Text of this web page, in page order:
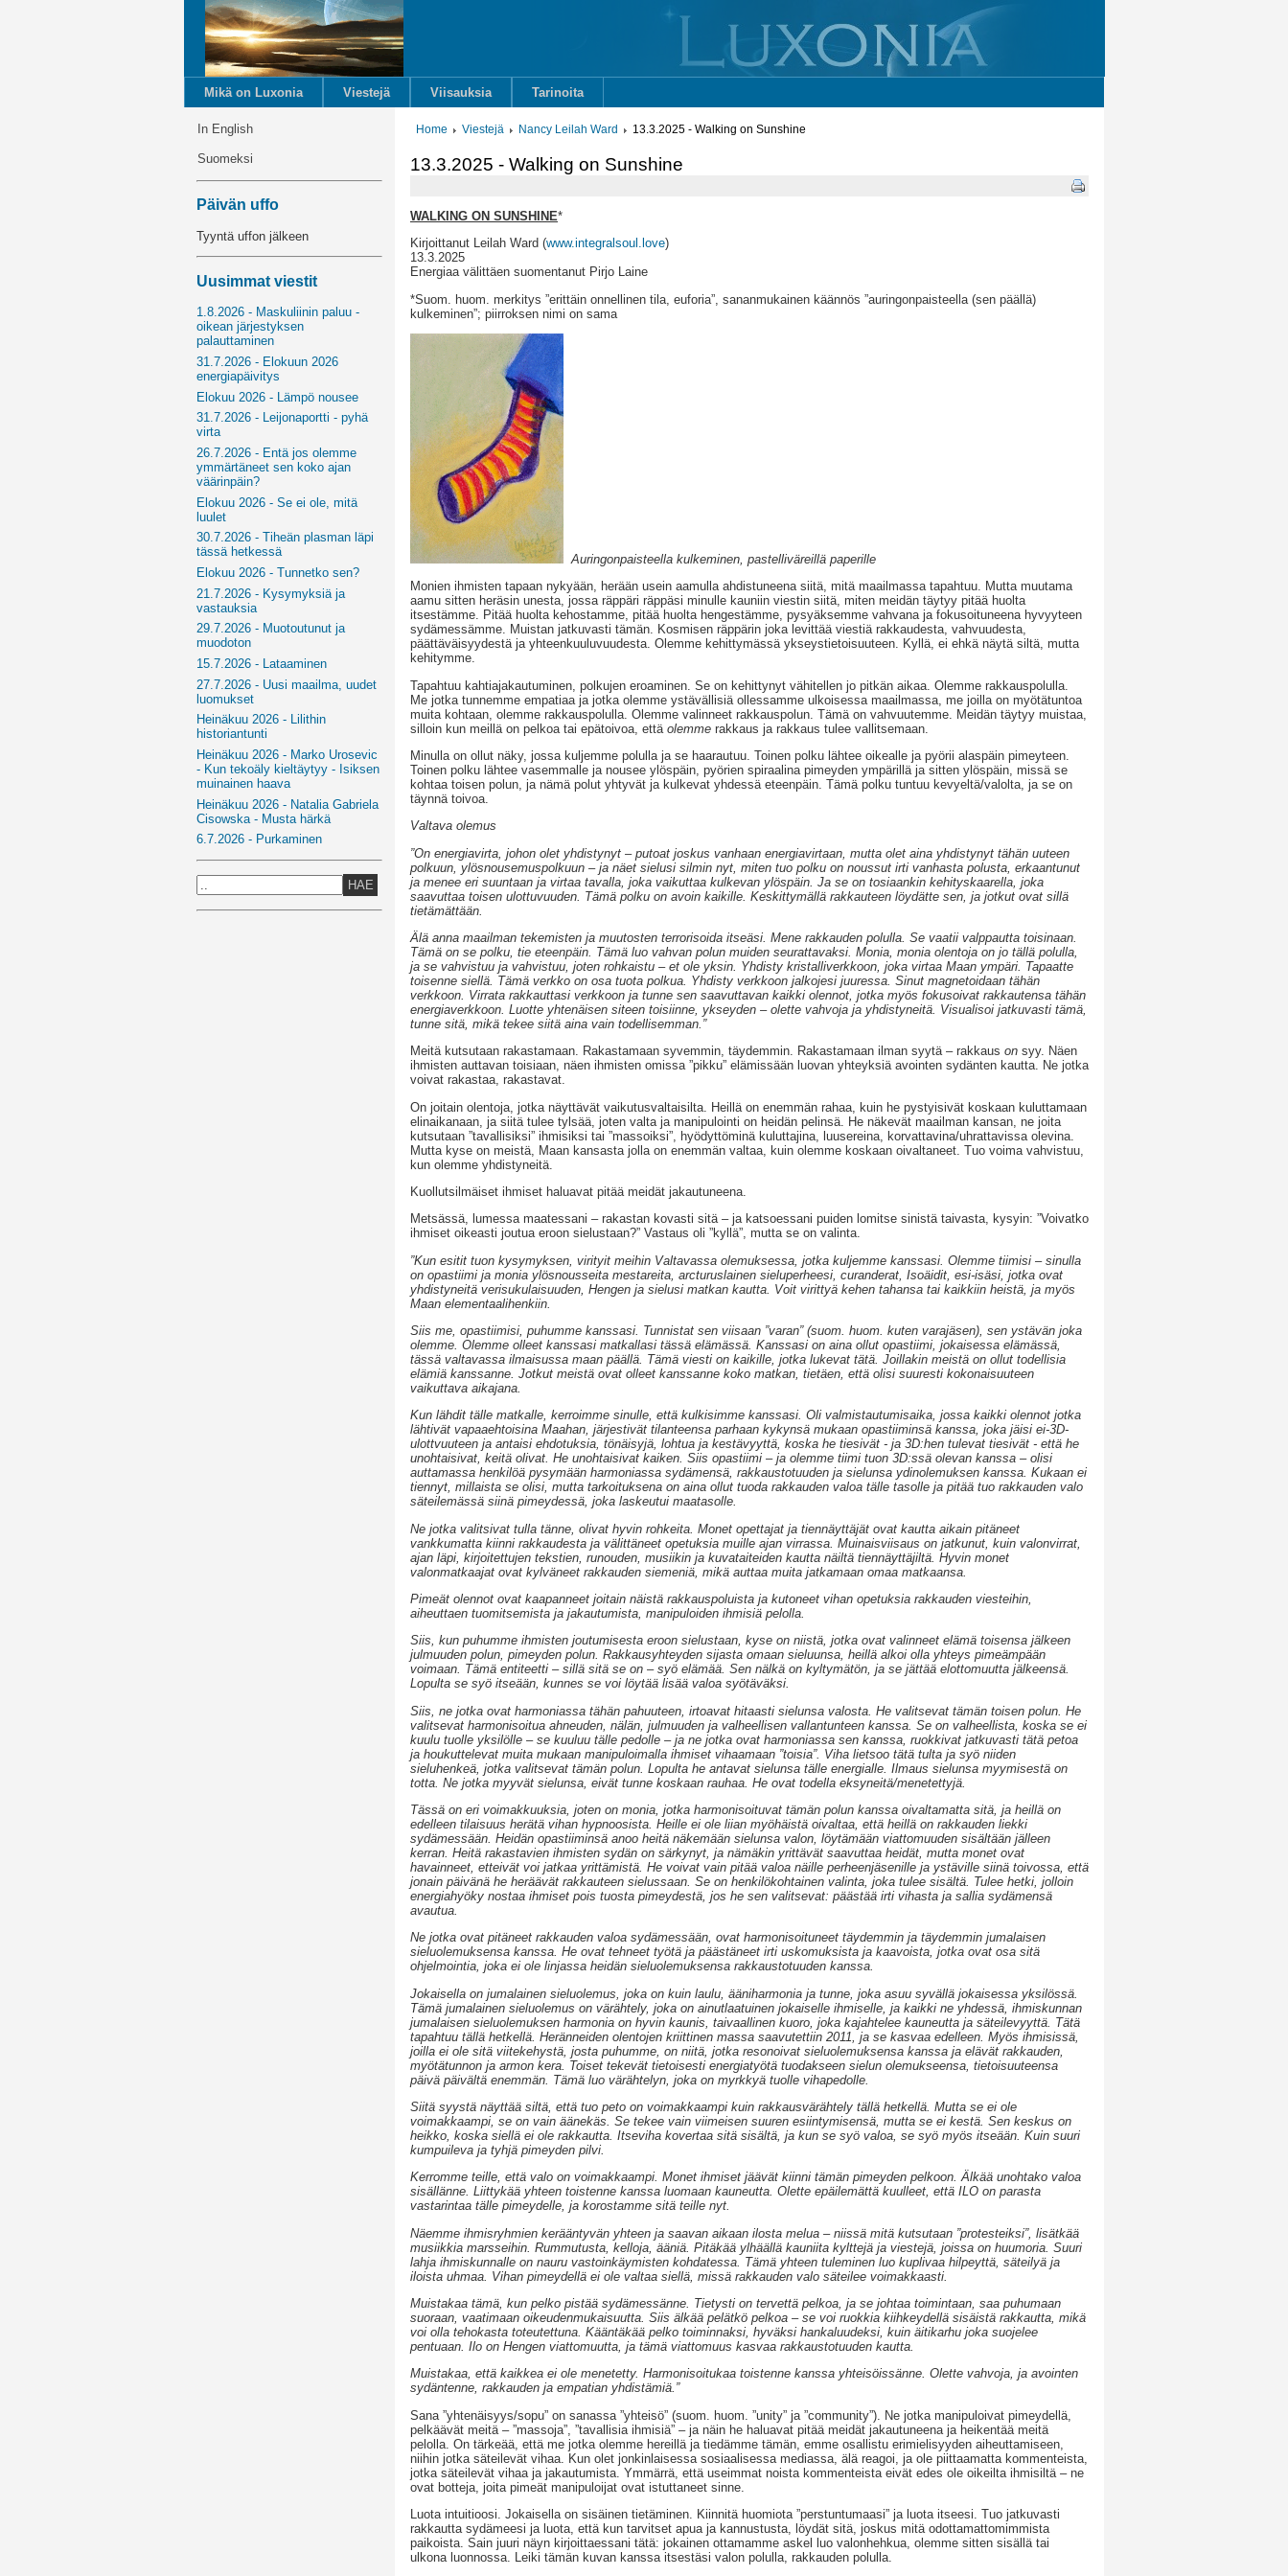
Mikä on Luxonia Viestejä Viisauksia Tarinoita
In English
Suomeksi
Päivän uffo
Tyyntä uffon jälkeen
Uusimmat viestit
1.8.2026 - Maskuliinin paluu -
oikean järjestyksen
palauttaminen
31.7.2026 - Elokuun 2026
energiapäivitys
Elokuu 2026 - Lämpö nousee
31.7.2026 - Leijonaportti - pyhä
virta
26.7.2026 - Entä jos olemme
ymmärtäneet sen koko ajan
väärinpäin?
Elokuu 2026 - Se ei ole, mitä
luulet
30.7.2026 - Tiheän plasman läpi
tässä hetkessä
Elokuu 2026 - Tunnetko sen?
21.7.2026 - Kysymyksiä ja
vastauksia
29.7.2026 - Muotoutunut ja
muodoton
15.7.2026 - Lataaminen
27.7.2026 - Uusi maailma, uudet
luomukset
Heinäkuu 2026 - Lilithin
historiantunti
Heinäkuu 2026 - Marko Urosevic
- Kun tekoäly kieltäytyy - Isiksen
muinainen haava
Heinäkuu 2026 - Natalia Gabriela
Cisowska - Musta härkä
6.7.2026 - Purkaminen
HAE
Home Viestejä Nancy Leilah Ward 13.3.2025 - Walking on Sunshine
13.3.2025 - Walking on Sunshine
WALKING ON SUNSHINE*
Kirjoittanut Leilah Ward (www.integralsoul.love)
13.3.2025
Energiaa välittäen suomentanut Pirjo Laine
*Suom. huom. merkitys ”erittäin onnellinen tila, euforia”, sananmukainen käännös ”auringonpaisteella (sen päällä)
kulkeminen”; piirroksen nimi on sama
Auringonpaisteella kulkeminen, pastelliväreillä paperille
Monien ihmisten tapaan nykyään, herään usein aamulla ahdistuneena siitä, mitä maailmassa tapahtuu. Mutta muutama
aamu sitten heräsin unesta, jossa räppäri räppäsi minulle kauniin viestin siitä, miten meidän täytyy pitää huolta
itsestämme. Pitää huolta kehostamme, pitää huolta hengestämme, pysyäksemme vahvana ja fokusoituneena hyvyyteen
sydämessämme. Muistan jatkuvasti tämän. Kosmisen räppärin joka levittää viestiä rakkaudesta, vahvuudesta,
päättäväisyydestä ja yhteenkuuluvuudesta. Olemme kehittymässä ykseystietoisuuteen. Kyllä, ei ehkä näytä siltä, mutta
kehitymme.
Tapahtuu kahtiajakautuminen, polkujen eroaminen. Se on kehittynyt vähitellen jo pitkän aikaa. Olemme rakkauspolulla.
Me jotka tunnemme empatiaa ja jotka olemme ystävällisiä ollessamme ulkoisessa maailmassa, me joilla on myötätuntoa
muita kohtaan, olemme rakkauspolulla. Olemme valinneet rakkauspolun. Tämä on vahvuutemme. Meidän täytyy muistaa,
silloin kun meillä on pelkoa tai epätoivoa, että olemme rakkaus ja rakkaus tulee vallitsemaan.
Minulla on ollut näky, jossa kuljemme polulla ja se haarautuu. Toinen polku lähtee oikealle ja pyörii alaspäin pimeyteen.
Toinen polku lähtee vasemmalle ja nousee ylöspäin, pyörien spiraalina pimeyden ympärillä ja sitten ylöspäin, missä se
kohtaa toisen polun, ja nämä polut yhtyvät ja kulkevat yhdessä eteenpäin. Tämä polku tuntuu kevyeltä/valolta, ja se on
täynnä toivoa.
Valtava olemus
”On energiavirta, johon olet yhdistynyt – putoat joskus vanhaan energiavirtaan, mutta olet aina yhdistynyt tähän uuteen
polkuun, ylösnousemuspolkuun – ja näet sielusi silmin nyt, miten tuo polku on noussut irti vanhasta polusta, erkaantunut
ja menee eri suuntaan ja virtaa tavalla, joka vaikuttaa kulkevan ylöspäin. Ja se on tosiaankin kehityskaarella, joka
saavuttaa toisen ulottuvuuden. Tämä polku on avoin kaikille. Keskittymällä rakkauteen löydätte sen, ja jotkut ovat sillä
tietämättään.
Älä anna maailman tekemisten ja muutosten terrorisoida itseäsi. Mene rakkauden polulla. Se vaatii valppautta toisinaan.
Tämä on se polku, tie eteenpäin. Tämä luo vahvan polun muiden seurattavaksi. Monia, monia olentoja on jo tällä polulla,
ja se vahvistuu ja vahvistuu, joten rohkaistu – et ole yksin. Yhdisty kristalliverkkoon, joka virtaa Maan ympäri. Tapaatte
toisenne siellä. Tämä verkko on osa tuota polkua. Yhdisty verkkoon jalkojesi juuressa. Sinut magnetoidaan tähän
verkkoon. Virrata rakkauttasi verkkoon ja tunne sen saavuttavan kaikki olennot, jotka myös fokusoivat rakkautensa tähän
energiaverkkoon. Luotte yhtenäisen siteen toisiinne, ykseyden – olette vahvoja ja yhdistyneitä. Visualisoi jatkuvasti tämä,
tunne sitä, mikä tekee siitä aina vain todellisemman.”
Meitä kutsutaan rakastamaan. Rakastamaan syvemmin, täydemmin. Rakastamaan ilman syytä – rakkaus on syy. Näen
ihmisten auttavan toisiaan, näen ihmisten omissa ”pikku” elämissään luovan yhteyksiä avointen sydänten kautta. Ne jotka
voivat rakastaa, rakastavat.
On joitain olentoja, jotka näyttävät vaikutusvaltaisilta. Heillä on enemmän rahaa, kuin he pystyisivät koskaan kuluttamaan
elinaikanaan, ja siitä tulee tylsää, joten valta ja manipulointi on heidän pelinsä. He näkevät maailman kansan, ne joita
kutsutaan ”tavallisiksi” ihmisiksi tai ”massoiksi”, hyödyttöminä kuluttajina, luusereina, korvattavina/uhrattavissa olevina.
Mutta kyse on meistä, Maan kansasta jolla on enemmän valtaa, kuin olemme koskaan oivaltaneet. Tuo voima vahvistuu,
kun olemme yhdistyneitä.
Kuollutsilmäiset ihmiset haluavat pitää meidät jakautuneena.
Metsässä, lumessa maatessani – rakastan kovasti sitä – ja katsoessani puiden lomitse sinistä taivasta, kysyin: ”Voivatko
ihmiset oikeasti joutua eroon sielustaan?” Vastaus oli ”kyllä”, mutta se on valinta.
”Kun esitit tuon kysymyksen, virityit meihin Valtavassa olemuksessa, jotka kuljemme kanssasi. Olemme tiimisi – sinulla
on opastiimi ja monia ylösnousseita mestareita, arcturuslainen sieluperheesi, curanderat, Isoäidit, esi-isäsi, jotka ovat
yhdistyneitä verisukulaisuuden, Hengen ja sielusi matkan kautta. Voit virittyä kehen tahansa tai kaikkiin heistä, ja myös
Maan elementaalihenkiin.
Siis me, opastiimisi, puhumme kanssasi. Tunnistat sen viisaan ”varan” (suom. huom. kuten varajäsen), sen ystävän joka
olemme. Olemme olleet kanssasi matkallasi tässä elämässä. Kanssasi on aina ollut opastiimi, jokaisessa elämässä,
tässä valtavassa ilmaisussa maan päällä. Tämä viesti on kaikille, jotka lukevat tätä. Joillakin meistä on ollut todellisia
elämiä kanssanne. Jotkut meistä ovat olleet kanssanne koko matkan, tietäen, että olisi suuresti kokonaisuuteen
vaikuttava aikajana.
Kun lähdit tälle matkalle, kerroimme sinulle, että kulkisimme kanssasi. Oli valmistautumisaika, jossa kaikki olennot jotka
lähtivät vapaaehtoisina Maahan, järjestivät tilanteensa parhaan kykynsä mukaan opastiiminsä kanssa, joka jäisi ei-3D-
ulottvuuteen ja antaisi ehdotuksia, tönäisyjä, lohtua ja kestävyyttä, koska he tiesivät - ja 3D:hen tulevat tiesivät - että he
unohtaisivat, keitä olivat. He unohtaisivat kaiken. Siis opastiimi – ja olemme tiimi tuon 3D:ssä olevan kanssa – olisi
auttamassa henkilöä pysymään harmoniassa sydämensä, rakkaustotuuden ja sielunsa ydinolemuksen kanssa. Kukaan ei
tiennyt, millaista se olisi, mutta tarkoituksena on aina ollut tuoda rakkauden valoa tälle tasolle ja pitää tuo rakkauden valo
säteilemässä siinä pimeydessä, joka laskeutui maatasolle.
Ne jotka valitsivat tulla tänne, olivat hyvin rohkeita. Monet opettajat ja tiennäyttäjät ovat kautta aikain pitäneet
vankkumatta kiinni rakkaudesta ja välittäneet opetuksia muille ajan virrassa. Muinaisviisaus on jatkunut, kuin valonvirrat,
ajan läpi, kirjoitettujen tekstien, runouden, musiikin ja kuvataiteiden kautta näiltä tiennäyttäjiltä. Hyvin monet
valonmatkaajat ovat kylväneet rakkauden siemeniä, mikä auttaa muita jatkamaan omaa matkaansa.
Pimeät olennot ovat kaapanneet joitain näistä rakkauspoluista ja kutoneet vihan opetuksia rakkauden viesteihin,
aiheuttaen tuomitsemista ja jakautumista, manipuloiden ihmisiä pelolla.
Siis, kun puhumme ihmisten joutumisesta eroon sielustaan, kyse on niistä, jotka ovat valinneet elämä toisensa jälkeen
julmuuden polun, pimeyden polun. Rakkausyhteyden sijasta omaan sieluunsa, heillä alkoi olla yhteys pimeämpään
voimaan. Tämä entiteetti – sillä sitä se on – syö elämää. Sen nälkä on kyltymätön, ja se jättää elottomuutta jälkeensä.
Lopulta se syö itseään, kunnes se voi löytää lisää valoa syötäväksi.
Siis, ne jotka ovat harmoniassa tähän pahuuteen, irtoavat hitaasti sielunsa valosta. He valitsevat tämän toisen polun. He
valitsevat harmonisoitua ahneuden, nälän, julmuuden ja valheellisen vallantunteen kanssa. Se on valheellista, koska se ei
kuulu tuolle yksilölle – se kuuluu tälle pedolle – ja ne jotka ovat harmoniassa sen kanssa, ruokkivat jatkuvasti tätä petoa
ja houkuttelevat muita mukaan manipuloimalla ihmiset vihaamaan ”toisia”. Viha lietsoo tätä tulta ja syö niiden
sieluhenkeä, jotka valitsevat tämän polun. Lopulta he antavat sielunsa tälle energialle. Ilmaus sielunsa myymisestä on
totta. Ne jotka myyvät sielunsa, eivät tunne koskaan rauhaa. He ovat todella eksyneitä/menetettyjä.
Tässä on eri voimakkuuksia, joten on monia, jotka harmonisoituvat tämän polun kanssa oivaltamatta sitä, ja heillä on
edelleen tilaisuus herätä vihan hypnoosista. Heille ei ole liian myöhäistä oivaltaa, että heillä on rakkauden liekki
sydämessään. Heidän opastiiminsä anoo heitä näkemään sielunsa valon, löytämään viattomuuden sisältään jälleen
kerran. Heitä rakastavien ihmisten sydän on särkynyt, ja nämäkin yrittävät saavuttaa heidät, mutta monet ovat
havainneet, etteivät voi jatkaa yrittämistä. He voivat vain pitää valoa näille perheenjäsenille ja ystäville siinä toivossa, että
jonain päivänä he heräävät rakkauteen sielussaan. Se on henkilökohtainen valinta, joka tulee sisältä. Tulee hetki, jolloin
energiahyöky nostaa ihmiset pois tuosta pimeydestä, jos he sen valitsevat: päästää irti vihasta ja sallia sydämensä
avautua.
Ne jotka ovat pitäneet rakkauden valoa sydämessään, ovat harmonisoituneet täydemmin ja täydemmin jumalaisen
sieluolemuksensa kanssa. He ovat tehneet työtä ja päästäneet irti uskomuksista ja kaavoista, jotka ovat osa sitä
ohjelmointia, joka ei ole linjassa heidän sieluolemuksensa rakkaustotuuden kanssa.
Jokaisella on jumalainen sieluolemus, joka on kuin laulu, ääniharmonia ja tunne, joka asuu syvällä jokaisessa yksilössä.
Tämä jumalainen sieluolemus on värähtely, joka on ainutlaatuinen jokaiselle ihmiselle, ja kaikki ne yhdessä, ihmiskunnan
jumalaisen sieluolemuksen harmonia on hyvin kaunis, taivaallinen kuoro, joka kajahtelee kauneutta ja säteilevyyttä. Tätä
tapahtuu tällä hetkellä. Heränneiden olentojen kriittinen massa saavutettiin 2011, ja se kasvaa edelleen. Myös ihmisissä,
joilla ei ole sitä viitekehystä, josta puhumme, on niitä, jotka resonoivat sieluolemuksensa kanssa ja elävät rakkauden,
myötätunnon ja armon kera. Toiset tekevät tietoisesti energiatyötä tuodakseen sielun olemukseensa, tietoisuuteensa
päivä päivältä enemmän. Tämä luo värähtelyn, joka on myrkkyä tuolle vihapedolle.
Siitä syystä näyttää siltä, että tuo peto on voimakkaampi kuin rakkausvärähtely tällä hetkellä. Mutta se ei ole
voimakkaampi, se on vain äänekäs. Se tekee vain viimeisen suuren esiintymisensä, mutta se ei kestä. Sen keskus on
heikko, koska siellä ei ole rakkautta. Itseviha kovertaa sitä sisältä, ja kun se syö valoa, se syö myös itseään. Kuin suuri
kumpuileva ja tyhjä pimeyden pilvi.
Kerromme teille, että valo on voimakkaampi. Monet ihmiset jäävät kiinni tämän pimeyden pelkoon. Älkää unohtako valoa
sisällänne. Liittykää yhteen toistenne kanssa luomaan kauneutta. Olette epäilemättä kuulleet, että ILO on parasta
vastarintaa tälle pimeydelle, ja korostamme sitä teille nyt.
Näemme ihmisryhmien kerääntyvän yhteen ja saavan aikaan ilosta melua – niissä mitä kutsutaan ”protesteiksi”, lisätkää
musiikkia marsseihin. Rummutusta, kelloja, ääniä. Pitäkää ylhäällä kauniita kylttejä ja viestejä, joissa on huumoria. Suuri
lahja ihmiskunnalle on nauru vastoinkäymisten kohdatessa. Tämä yhteen tuleminen luo kuplivaa hilpeyttä, säteilyä ja
iloista uhmaa. Vihan pimeydellä ei ole valtaa siellä, missä rakkauden valo säteilee voimakkaasti.
Muistakaa tämä, kun pelko pistää sydämessänne. Tietysti on tervettä pelkoa, ja se johtaa toimintaan, saa puhumaan
suoraan, vaatimaan oikeudenmukaisuutta. Siis älkää pelätkö pelkoa – se voi ruokkia kiihkeydellä sisäistä rakkautta, mikä
voi olla tehokasta toteutettuna. Kääntäkää pelko toiminnaksi, hyväksi hankaluudeksi, kuin äitikarhu joka suojelee
pentuaan. Ilo on Hengen viattomuutta, ja tämä viattomuus kasvaa rakkaustotuuden kautta.
Muistakaa, että kaikkea ei ole menetetty. Harmonisoitukaa toistenne kanssa yhteisöissänne. Olette vahvoja, ja avointen
sydäntenne, rakkauden ja empatian yhdistämiä.”
Sana ”yhtenäisyys/sopu” on sanassa ”yhteisö” (suom. huom. ”unity” ja ”community”). Ne jotka manipuloivat pimeydellä,
pelkäävät meitä – ”massoja”, ”tavallisia ihmisiä” – ja näin he haluavat pitää meidät jakautuneena ja heikentää meitä
pelolla. On tärkeää, että me jotka olemme hereillä ja tiedämme tämän, emme osallistu erimielisyyden aiheuttamiseen,
niihin jotka säteilevät vihaa. Kun olet jonkinlaisessa sosiaalisessa mediassa, älä reagoi, ja ole piittaamatta kommenteista,
jotka säteilevät vihaa ja jakautumista. Ymmärrä, että useimmat noista kommenteista eivät edes ole oikeilta ihmisiltä – ne
ovat botteja, joita pimeät manipuloijat ovat istuttaneet sinne.
Luota intuitioosi. Jokaisella on sisäinen tietäminen. Kiinnitä huomiota ”perstuntumaasi” ja luota itseesi. Tuo jatkuvasti
rakkautta sydämeesi ja luota, että kun tarvitset apua ja kannustusta, löydät sitä, joskus mitä odottamattomimmista
paikoista. Sain juuri näyn kirjoittaessani tätä: jokainen ottamamme askel luo valonhehkua, olemme sitten sisällä tai
ulkona luonnossa. Leiki tämän kuvan kanssa itsestäsi valon polulla, rakkauden polulla.